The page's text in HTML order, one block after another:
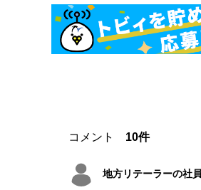
コメント 10件
地方リテーラーの社員